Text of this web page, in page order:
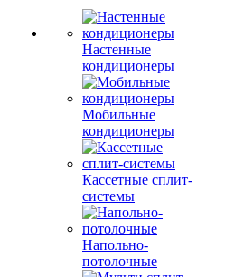
Настенные
кондиционеры
Мобильные
кондиционеры
Кассетные сплит-
системы
Напольно-
потолочные